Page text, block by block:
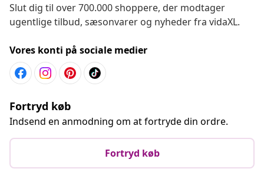
Slut dig til over 700.000 shoppere, der modtager
ugentlige tilbud, sæsonvarer og nyheder fra vidaXL.
Vores konti på sociale medier
Fortryd køb
Indsend en anmodning om at fortryde din ordre.
Fortryd køb